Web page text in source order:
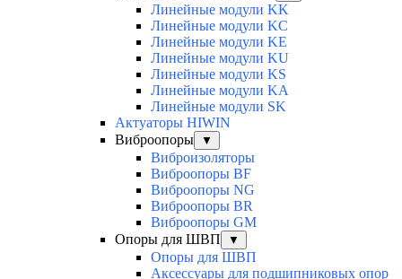
Линейные модули KK
Линейные модули KC
Линейные модули KE
Линейные модули KU
Линейные модули KS
Линейные модули KA
Линейные модули SK
Актуаторы HIWIN
Виброопоры
▼
Виброизоляторы
Виброопоры BF
Виброопоры NG
Виброопоры BR
Виброопоры GM
Опоры для ШВП
▼
Опоры для ШВП
Аксессуары для подшипниковых опор